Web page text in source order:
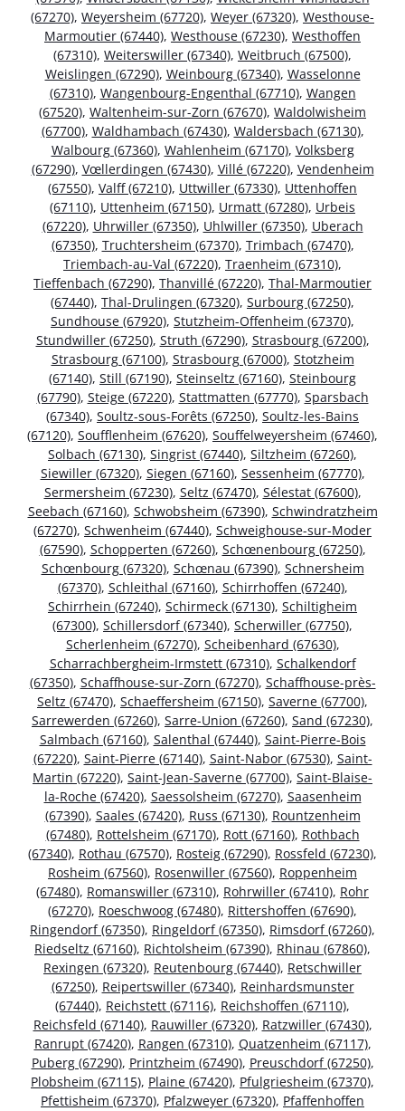
(67270), Weyersheim (67720), Weyer (67320), Westhouse-
Marmoutier (67440), Westhouse (67230), Westhoffen
(67310), Weiterswiller (67340), Weitbruch (67500),
Weislingen (67290), Weinbourg (67340), Wasselonne
(67310), Wangenbourg-Engenthal (67710), Wangen
(67520), Waltenheim-sur-Zorn (67670), Waldolwisheim
(67700), Waldhambach (67430), Waldersbach (67130),
Walbourg (67360), Wahlenheim (67170), Volksberg
(67290), Vœllerdingen (67430), Villé (67220), Vendenheim
(67550), Valff (67210), Uttwiller (67330), Uttenhoffen
(67110), Uttenheim (67150), Urmatt (67280), Urbeis
(67220), Uhrwiller (67350), Uhlwiller (67350), Uberach
(67350), Truchtersheim (67370), Trimbach (67470),
Triembach-au-Val (67220), Traenheim (67310),
Tieffenbach (67290), Thanvillé (67220), Thal-Marmoutier
(67440), Thal-Drulingen (67320), Surbourg (67250),
Sundhouse (67920), Stutzheim-Offenheim (67370),
Stundwiller (67250), Struth (67290), Strasbourg (67200),
Strasbourg (67100), Strasbourg (67000), Stotzheim
(67140), Still (67190), Steinseltz (67160), Steinbourg
(67790), Steige (67220), Stattmatten (67770), Sparsbach
(67340), Soultz-sous-Forêts (67250), Soultz-les-Bains
(67120), Soufflenheim (67620), Souffelweyersheim (67460),
Solbach (67130), Singrist (67440), Siltzheim (67260),
Siewiller (67320), Siegen (67160), Sessenheim (67770),
Sermersheim (67230), Seltz (67470), Sélestat (67600),
Seebach (67160), Schwobsheim (67390), Schwindratzheim
(67270), Schwenheim (67440), Schweighouse-sur-Moder
(67590), Schopperten (67260), Schœnenbourg (67250),
Schœnbourg (67320), Schœnau (67390), Schnersheim
(67370), Schleithal (67160), Schirrhoffen (67240),
Schirrhein (67240), Schirmeck (67130), Schiltigheim
(67300), Schillersdorf (67340), Scherwiller (67750),
Scherlenheim (67270), Scheibenhard (67630),
Scharrachbergheim-Irmstett (67310), Schalkendorf
(67350), Schaffhouse-sur-Zorn (67270), Schaffhouse-près-
Seltz (67470), Schaeffersheim (67150), Saverne (67700),
Sarrewerden (67260), Sarre-Union (67260), Sand (67230),
Salmbach (67160), Salenthal (67440), Saint-Pierre-Bois
(67220), Saint-Pierre (67140), Saint-Nabor (67530), Saint-
Martin (67220), Saint-Jean-Saverne (67700), Saint-Blaise-
la-Roche (67420), Saessolsheim (67270), Saasenheim
(67390), Saales (67420), Russ (67130), Rountzenheim
(67480), Rottelsheim (67170), Rott (67160), Rothbach
(67340), Rothau (67570), Rosteig (67290), Rossfeld (67230),
Rosheim (67560), Rosenwiller (67560), Roppenheim
(67480), Romanswiller (67310), Rohrwiller (67410), Rohr
(67270), Roeschwoog (67480), Rittershoffen (67690),
Ringendorf (67350), Ringeldorf (67350), Rimsdorf (67260),
Riedseltz (67160), Richtolsheim (67390), Rhinau (67860),
Rexingen (67320), Reutenbourg (67440), Retschwiller
(67250), Reipertswiller (67340), Reinhardsmunster
(67440), Reichstett (67116), Reichshoffen (67110),
Reichsfeld (67140), Rauwiller (67320), Ratzwiller (67430),
Ranrupt (67420), Rangen (67310), Quatzenheim (67117),
Puberg (67290), Printzheim (67490), Preuschdorf (67250),
Plobsheim (67115), Plaine (67420), Pfulgriesheim (67370),
Pfettisheim (67370), Pfalzweyer (67320), Pfaffenhoffen